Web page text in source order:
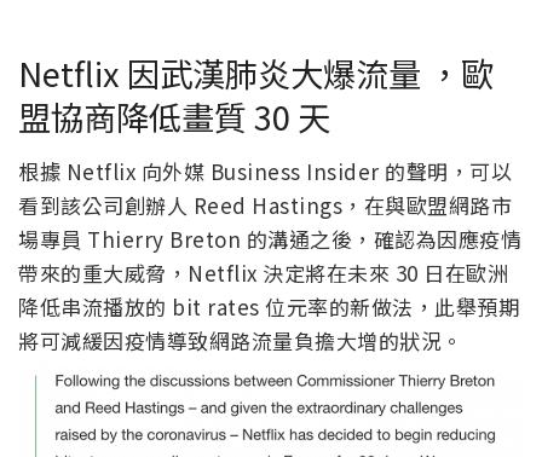
Netflix 因武漢肺炎大爆流量 ，歐
盟協商降低畫質 30 天
根據 Netflix 向外媒 Business Insider 的聲明，可以
看到該公司創辦人 Reed Hastings，在與歐盟網路市
場專員 Thierry Breton 的溝通之後，確認為因應疫情
帶來的重大威脅，Netflix 決定將在未來 30 日在歐洲
降低串流播放的 bit rates 位元率的新做法，此舉預期
將可減緩因疫情導致網路流量負擔大增的狀況。